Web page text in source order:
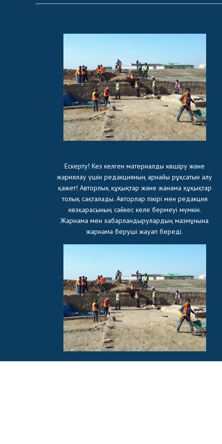
Ескерту! Кез келген материалды көшіру және
жариялау үшін редакцияның арнайы рұқсатын алу
қажет! Авторлық құқықтар және жанама құқықтар
толық сақталады. Авторлар пікірі мен редакция
көзқарасының сәйкес келе бермеуі мүмкін.
Жарнама мен хабарландырулардың мазмұнына
жарнама беруші жауап береді.